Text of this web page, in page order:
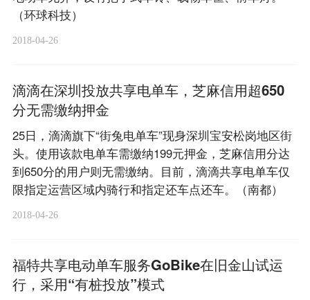
（环球科技）
2018-04-26
滴滴在深圳投放共享电单车，芝麻信用超650
分无需缴纳押金
25日，滴滴旗下“街兔电单车”现身深圳宝安松岗地区街
头。使用该款电单车需缴纳199元押金，芝麻信用分达
到650分的用户则无需缴纳。目前，滴滴共享电单车仅
限指定运营区域内骑行和指定还车点还车。（南都）
2018-04-26
福特共享电动单车服务GoBike在旧金山试运
行，采用“有桩投放”模式